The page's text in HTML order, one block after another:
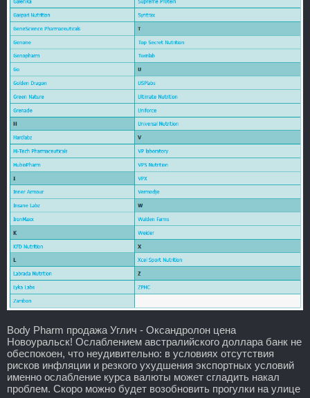
Body Pharm продажа Углич - Оксандролон цена
Новоуральск! Ослаблением австралийского доллара банк не
обеспокоен, что неудивительно: в условиях отсутствия
рисков инфляции и резкого ухудшения экспортных условий
именно ослабление курса валюты может сгладить накал
проблем. Скоро можно будет возобновить прогулки на улице